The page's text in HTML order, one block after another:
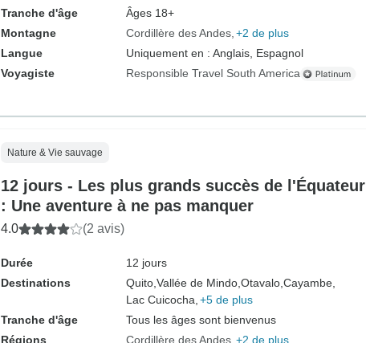
Tranche d'âge
Âges 18+
Montagne
Cordillère des Andes +2 de plus
Langue
Uniquement en : Anglais, Espagnol
Voyagiste
Responsible Travel South America
Nature & Vie sauvage
12 jours - Les plus grands succès de l'Équateur
: Une aventure à ne pas manquer
4.0 (2 avis)
Durée
12 jours
Destinations
Quito, Vallée de Mindo, Otavalo, Cayambe,
Lac Cuicocha, +5 de plus
Tranche d'âge
Tous les âges sont bienvenus
Régions
Cordillère des Andes +2 de plus